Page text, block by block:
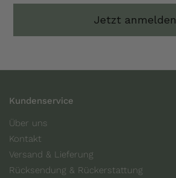
Jetzt anmelden
Kundenservice
Über uns
Kontakt
Versand & Lieferung
Rücksendung & Rückerstattung